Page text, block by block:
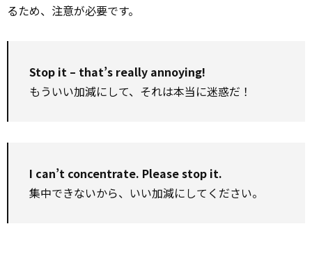
るため、注意が必要です。
Stop it – that’s really annoying!
もういい加減にして、それは本当に迷惑だ！
I can’t concentrate. Please stop it.
集中できないから、いい加減にしてください。